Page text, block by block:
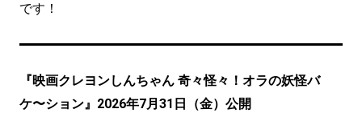
です！
『映画クレヨンしんちゃん 奇々怪々！オラの妖怪バ
ケ〜ション』2026年7月31日（金）公開